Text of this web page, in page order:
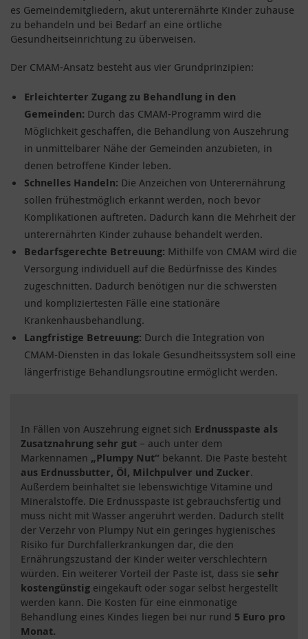
es Gemeindemitgliedern, akut unterernährte Kinder zuhause
zu behandeln und bei Bedarf an eine örtliche
Gesundheitseinrichtung zu überweisen.
Der CMAM-Ansatz besteht aus vier Grundprinzipien:
Erleichterter Zugang zu Behandlung in den
Gemeinden: Durch das CMAM-Programm wird die
Möglichkeit geschaffen, die Behandlung von Auszehrung
in unmittelbarer Nähe der Gemeinden anzubieten, in
denen betroffene Kinder leben.
Schnelles Handeln: Die Anzeichen von Unterernährung
sollen frühestmöglich erkannt werden, noch bevor
Komplikationen auftreten. Dadurch kann die Mehrheit der
unterernährten Kinder zuhause behandelt werden.
Bedarfsgerechte Betreuung: Mithilfe von CMAM wird die
Versorgung individuell auf die Bedürfnisse des Kindes
zugeschnitten. Dadurch benötigen nur die schwersten
und kompliziertesten Fälle eine stationäre
Krankenhausbehandlung.
Langfristige Betreuung: Durch die Integration von
CMAM-Diensten in das lokale Gesundheitssystem soll eine
längerfristige Behandlungsroutine ermöglicht werden.
In Fällen von Auszehrung eignet sich Erdnusspaste als
Zusatznahrung sehr gut – auch unter dem
Markennamen „Plumpy Nut“ bekannt. Die Paste besteht
aus Erdnussbutter, Öl, Milchpulver und Zucker.
Außerdem beinhaltet sie lebenswichtige Vitamine und
Mineralstoffe. Die Erdnusspaste ist gebrauchsfertig und
muss nicht mit Wasser angerührt werden. Dadurch stellt
der Verzehr von Plumpy Nut ein geringes hygienisches
Risiko für Durchfallerkrankungen dar, die den
Ernährungszustand der Kinder weiter verschlechtern
würden. Ein weiterer Vorteil der Paste ist, dass sie sehr
kostengünstig eingekauft oder sogar selbst hergestellt
werden kann. Die Kosten für eine einmonatige
Behandlung eines Kindes liegen bei nur rund 5 Euro pro
Monat.